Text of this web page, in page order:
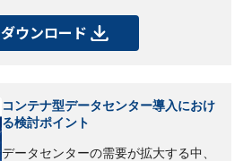
ダウンロード
コンテナ型データセンター導入におけ
る検討ポイント
データセンターの需要が拡大する中、